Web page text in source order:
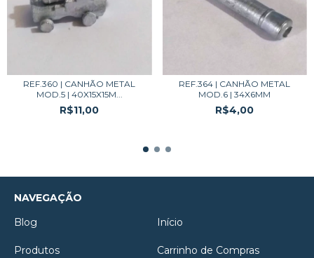
REF.360 | CANHÃO METAL
MOD.5 | 40X15X15M...
R$11,00
REF.364 | CANHÃO METAL
MOD.6 | 34X6MM
R$4,00
NAVEGAÇÃO
Blog
Início
Produtos Carrinho de Compras